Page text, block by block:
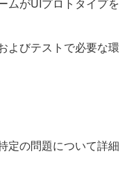
よびテストで必要な環
定の問題について詳細